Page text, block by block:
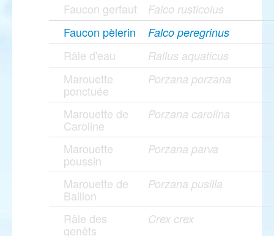
Faucon gerfaut Falco rusticolus
Faucon pèlerin Falco peregrinus
Râle d'eau Rallus aquaticus
Marouette
ponctuée
Porzana porzana
Marouette de
Caroline
Porzana carolina
Marouette
poussin
Porzana parva
Marouette de
Baillon
Porzana pusilla
Râle des
genêts
Crex crex